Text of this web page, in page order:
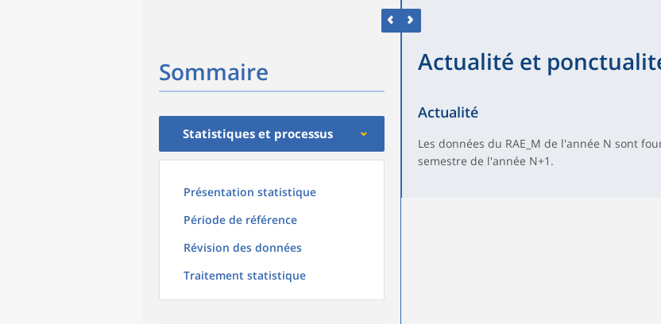
Sommaire
Statistiques et processus
Présentation statistique
Période de référence
Révision des données
Traitement statistique
Actualité et
Actualité
Les données du RAE_M de l'année N sont
semestre de l'année N+1.